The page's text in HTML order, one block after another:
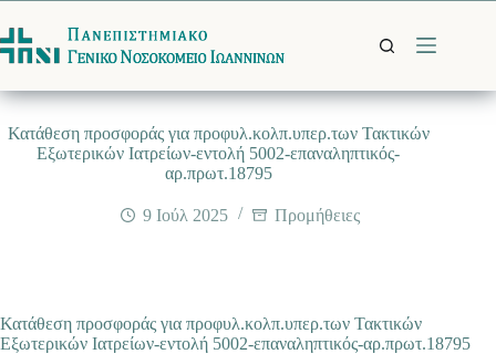
στο
περιεχόμενο
Κατάθεση προσφοράς για προφυλ.κολπ.υπερ.των Τακτικών
Εξωτερικών Ιατρείων-εντολή 5002-επαναληπτικός-
αρ.πρωτ.18795
9 Ιούλ 2025 Προμήθειες
Κατάθεση προσφοράς για προφυλ.κολπ.υπερ.των Τακτικών
Εξωτερικών Ιατρείων-εντολή 5002-επαναληπτικός-αρ.πρωτ.18795